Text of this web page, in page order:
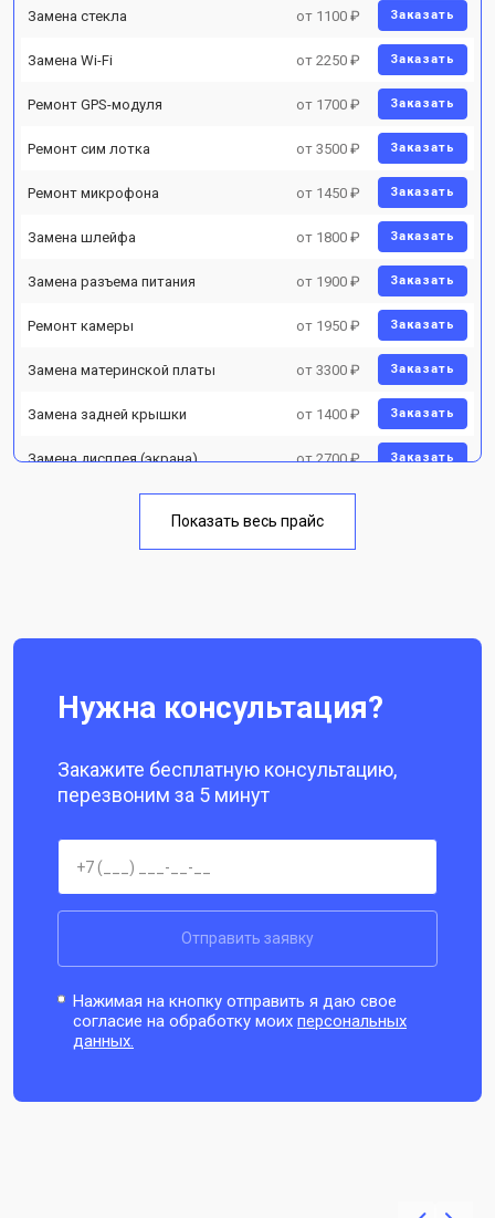
Замена стекла от 1100 ₽ Заказать
Замена Wi-Fi от 2250 ₽ Заказать
Ремонт GPS-модуля от 1700 ₽ Заказать
Ремонт сим лотка от 3500 ₽ Заказать
Ремонт микрофона от 1450 ₽ Заказать
Замена шлейфа от 1800 ₽ Заказать
Замена разъема питания от 1900 ₽ Заказать
Ремонт камеры от 1950 ₽ Заказать
Замена материнской платы от 3300 ₽ Заказать
Замена задней крышки от 1400 ₽ Заказать
Замена дисплея (экрана) от 2700 ₽ Заказать
Замена кнопки включения от 1750 ₽
Ремонт динамика от 1400 ₽
Показать весь прайс
Нужна консультация?
Закажите бесплатную консультацию,
перезвоним за 5 минут
Отправить заявку
Нажимая на кнопку отправить я даю свое
согласие на обработку моихперсональных
данных.